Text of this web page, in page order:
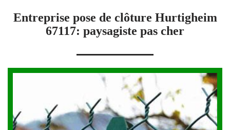
Entreprise pose de clôture Hurtigheim
67117: paysagiste pas cher